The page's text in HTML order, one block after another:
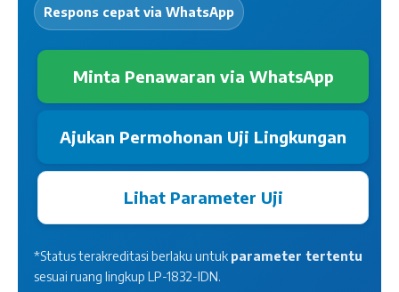
Respons cepat via WhatsApp
Minta Penawaran via WhatsApp
Ajukan Permohonan Uji Lingkungan
Lihat Parameter Uji
*Status terakreditasi berlaku untuk parameter tertentu
sesuai ruang lingkup LP-1832-IDN.